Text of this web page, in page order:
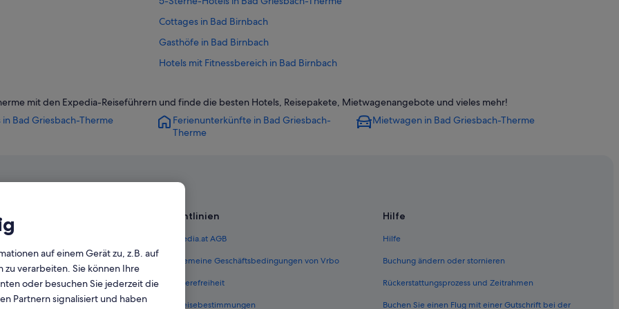
Cottages in Bad Birnbach
Gasthöfe in Bad Birnbach
Hotels mit Fitnessbereich in Bad Birnbach
Hotels mit Restaurant in Bad Birnbach
Independent Hotels in Bad Birnbach
Cottages in Bad Griesbach im Rottal
Hotels mit Sauna in Bad Griesbach im Rottal
mit den Expedia-Reiseführern und finde die besten Hotels, Reisepakete, Mietwagenangebote und vieles mehr!
in Bad Griesbach-Therme
Ferienunterkünfte in Bad Griesbach-
Therme
Mietwagen in Bad Griesbach-Therme
Österreich
Österreich
Richtlinien
Expedia.at AGB
Allgemeine Geschäftsbedingungen von Vrbo
Barrierefreiheit
Einreisebestimmungen
Hilfe
Hilfe
Buchung ändern oder stornieren
Rückerstattungsprozess und Zeitrahmen
Buchen Sie einen Flug mit einer Gutschrift bei der
auf einem Gerät zu, z.B. auf
verarbeiten. Sie können Ihre
oder besuchen Sie jederzeit die
Partnern signalisiert und haben